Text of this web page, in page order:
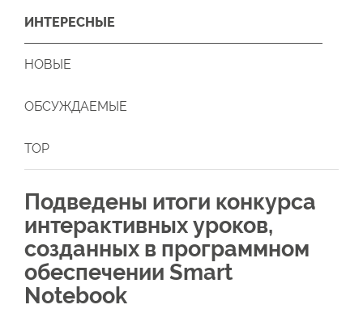
ИНТЕРЕСНЫЕ
НОВЫЕ
ОБСУЖДАЕМЫЕ
TOP
Подведены итоги конкурса
интерактивных уроков,
созданных в программном
обеспечении Smart
Notebook